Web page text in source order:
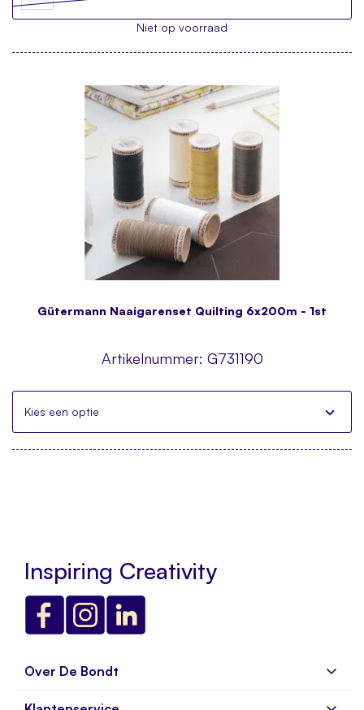
Niet op voorraad
Gütermann Naaigarenset Quilting 6x200m - 1st
Artikelnummer: G731190
Kies een optie
Inspiring Creativity
Over De Bondt